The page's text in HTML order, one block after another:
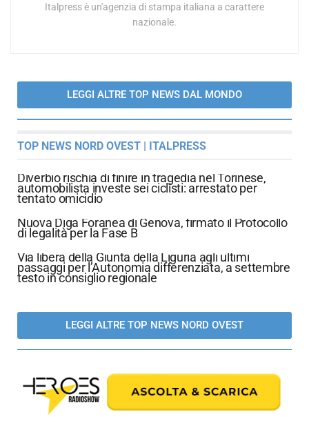
Italpress è un'agenzia di stampa italiana a carattere
nazionale.
LEGGI ALTRE TOP NEWS DAL MONDO
TOP NEWS NORD OVEST | ITALPRESS
Diverbio rischia di finire in tragedia nel Torinese,
automobilista investe sei ciclisti: arrestato per
tentato omicidio
Nuova Diga Foranea di Genova, firmato il Protocollo
di legalità per la Fase B
Via libera della Giunta della Liguria agli ultimi
passaggi per l’Autonomia differenziata, a settembre
testo in consiglio regionale
LEGGI ALTRE TOP NEWS NORD OVEST